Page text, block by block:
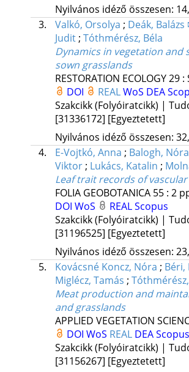
Nyilvános idéző összesen:
3.
Valkó, Orsolya ; Deák,
Judit; Tóthmérész, Béla
Dynamics in vegetation
sown grasslands
RESTORATION ECOLOGY29:
DOI
REALWoS DEA
Szakcikk (Folyóiratcikk) |
[31336172] [Egyeztetett]
Nyilvános idéző összesen:
4.
E-Vojtkó, Anna ; Balogh, Nóra
Viktor; Lukács, Katalin ;
Leaf trait records of
FOLIA GEOBOTANICA 55: 2
DOI WoS REALScopus
Szakcikk (Folyóiratcikk) |
[31196525] [Egyeztetett]
Nyilvános idéző összesen:
5.
Kovácsné Koncz, Nóra ; Béri,
Miglécz, Tamás ;
Meat production and
and grasslands
APPLIED VEGETATION
DOI WoS REAL DEAScopus
Szakcikk (Folyóiratcikk) |
[31156267] [Egyeztetett]